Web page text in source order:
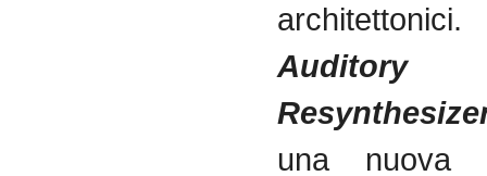
Auditory
una nuova